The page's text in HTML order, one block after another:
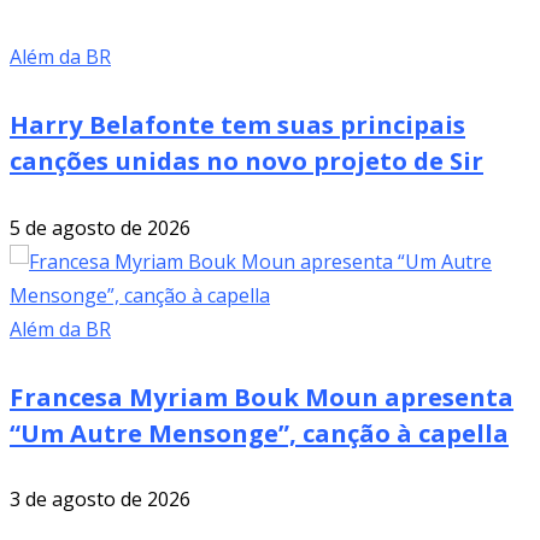
Além da BR
Harry Belafonte tem suas principais
canções unidas no novo projeto de Sir
5 de agosto de 2026
Além da BR
Francesa Myriam Bouk Moun apresenta
“Um Autre Mensonge”, canção à capella
3 de agosto de 2026